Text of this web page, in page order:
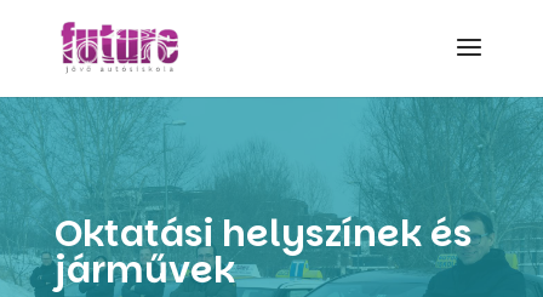
Oktatási helyszínek és
járművek